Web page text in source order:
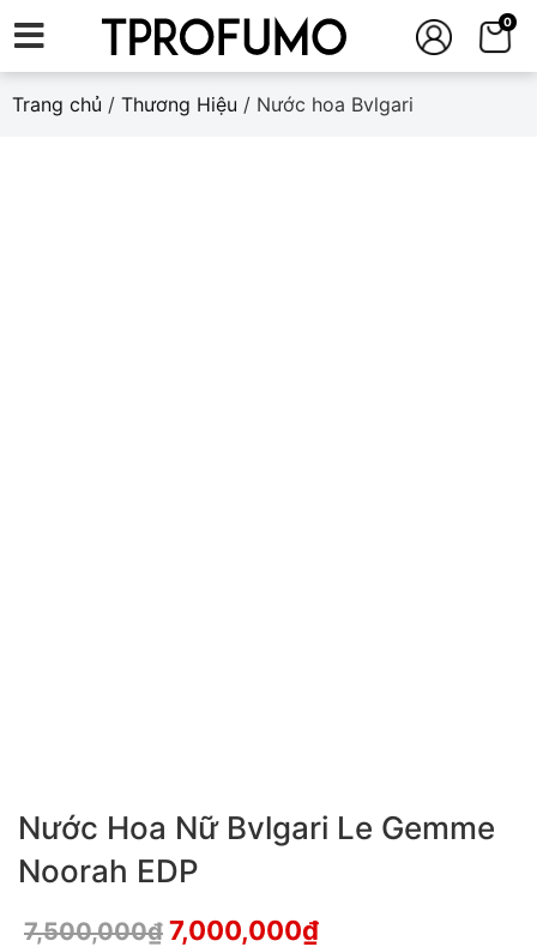
0
Trang chủ / Thương Hiệu / Nước hoa Bvlgari
Nước Hoa Nữ Bvlgari Le Gemme
Noorah EDP
7,500,000₫ 7,000,000₫